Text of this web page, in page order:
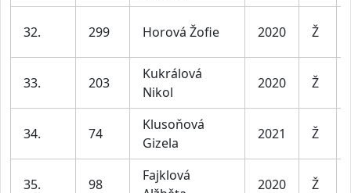
32. 299 Horová Žofie 2020 Ž
33. 203
Kukrálová
Nikol
2020 Ž
34. 74
Klusoňová
Gizela
2021 Ž
35. 98
Fajklová
2020 Ž